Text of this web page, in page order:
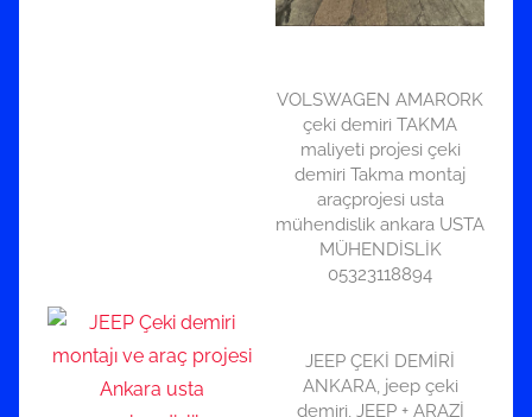
VOLSWAGEN AMARORK
çeki demiri TAKMA
maliyeti projesi çeki
demiri Takma montaj
araçprojesi usta
mühendislik ankara USTA
MÜHENDİSLİK
05323118894
JEEP ÇEKİ DEMİRİ
ANKARA, jeep çeki
demiri, JEEP + ARAZİ